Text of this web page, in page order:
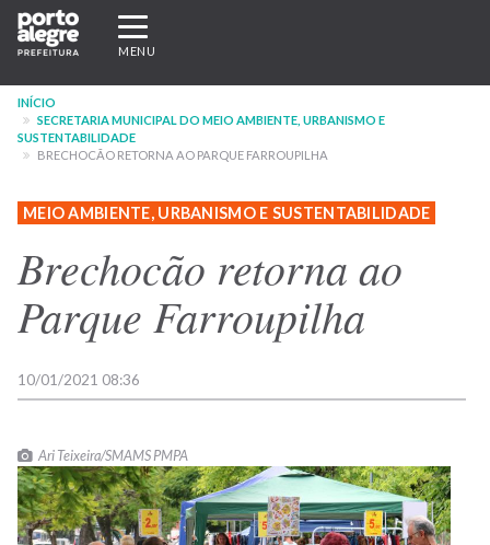
Pular
para
conteúdo
principal
Expandir/recolher
navegação
MENU
INÍCIO
SECRETARIA MUNICIPAL DO MEIO AMBIENTE, URBANISMO E
SUSTENTABILIDADE
BRECHOCÃO RETORNA AO PARQUE FARROUPILHA
MEIO AMBIENTE, URBANISMO E SUSTENTABILIDADE
Brechocão retorna ao
Parque Farroupilha
10/01/2021 08:36
Ari Teixeira/SMAMS PMPA